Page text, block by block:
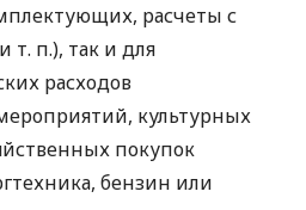
расчеты с
и т. п.), так и для
расходов
культурных
покупок
бензин или